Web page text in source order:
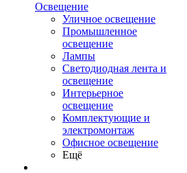
Освещение
Уличное освещение
Промышленное
освещение
Лампы
Светодиодная лента и
освещение
Интерьерное
освещение
Комплектующие и
электромонтаж
Офисное освещение
Ещё